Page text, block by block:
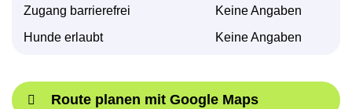
Zugang barrierefrei
Keine Angaben
Hunde erlaubt
Keine Angaben
Route planen mit Google Maps